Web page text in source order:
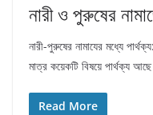
নারী ও পুরুষের
নারী-পুরুষের নামাযের মধ্যে
মাত্র কয়েকটি বিষয়ে পার্থক্য
Read More